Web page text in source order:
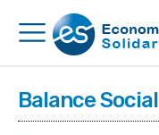
Balance Social